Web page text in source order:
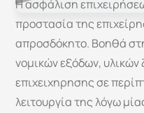
Η ασφάλιση
προστασία της
απροσδόκητο. Βοηθά
νομικών εξόδων,
επιχειχηρησης σε
λειτουργία της λόγω